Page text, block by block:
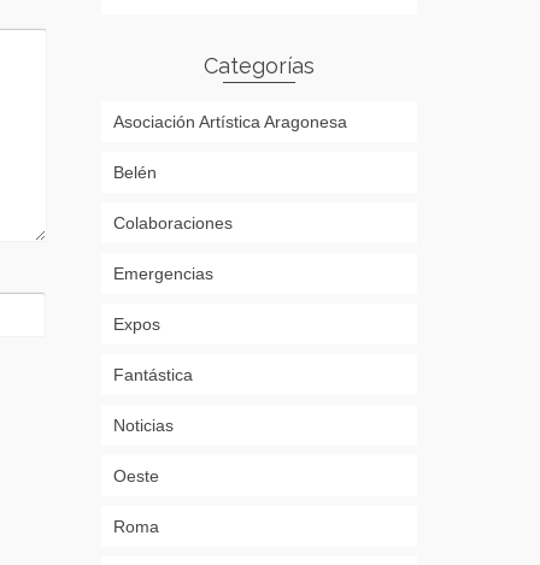
Categorías
Asociación Artística Aragonesa
Belén
Colaboraciones
Emergencias
Expos
Fantástica
Noticias
Oeste
Roma